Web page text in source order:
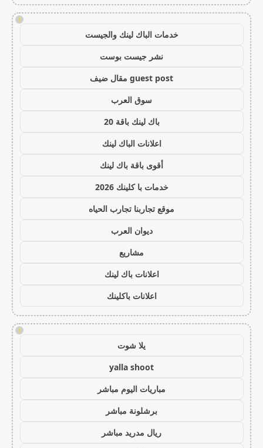
!
خدمات الباك لينك والجيست
نشر جيست بوست
guest post مقال ضيف
سوق العرب
باك لينك باقة 20
اعلانات الباك لينك
أقوى باقة باك لينك
خدمات با كلينك 2026
موقع تجاربنا تجارب الحياه
ديوان العرب
مشاريع
اعلانات باك لينك
اعلانات باكلينك
!
يلا شوت
yalla shoot
مباريات اليوم مباشر
برشلونة مباشر
ريال مدريد مباشر